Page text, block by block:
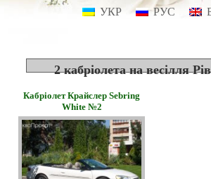
УКР РУС
2 кабріолета на весілля
Кабріолет Крайслер Sebring
White №2